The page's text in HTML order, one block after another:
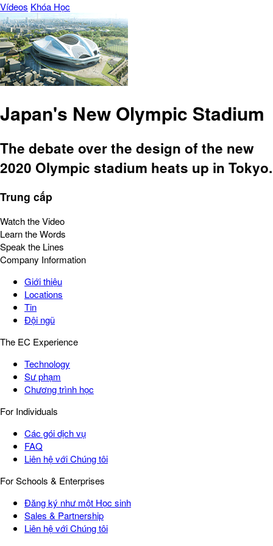
Vídeos Khóa Học
Japan's New Olympic Stadium
The debate over the design of the new
2020 Olympic stadium heats up in Tokyo.
Trung cấp
Watch the Video
Learn the Words
Speak the Lines
Company Information
Giới thiệu
Locations
Tin
Đội ngũ
The EC Experience
Technology
Sư phạm
Chương trình học
For Individuals
Các gói dịch vụ
FAQ
Liên hệ với Chúng tôi
For Schools & Enterprises
Đăng ký như một Học sinh
Sales & Partnership
Liên hệ với Chúng tôi